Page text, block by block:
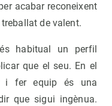
acabar reconeixent
de valent.
habitual un perfil
que el seu. En el
i fer equip és una
que sigui ingènua.